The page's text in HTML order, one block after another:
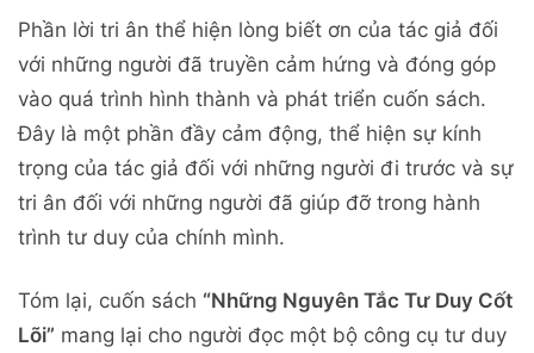
Phần lời tri ân thể hiện lòng biết ơn của tác giả đối
với những người đã truyền cảm hứng và đóng góp
vào quá trình hình thành và phát triển cuốn sách.
Đây là một phần đầy cảm động, thể hiện sự kính
trọng của tác giả đối với những người đi trước và sự
tri ân đối với những người đã giúp đỡ trong hành
trình tư duy của chính mình.
Tóm lại, cuốn sách “Những Nguyên Tắc Tư Duy Cốt
Lõi” mang lại cho người đọc một bộ công cụ tư duy